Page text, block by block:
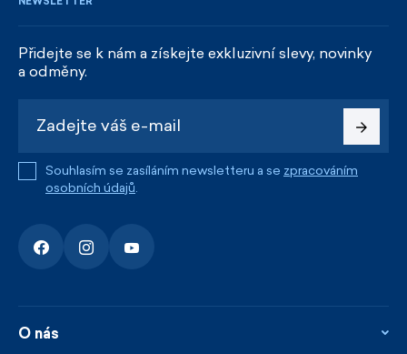
Přidejte se k nám a získejte exkluzivní slevy, novinky
a odměny.
Souhlasím se zasíláním newsletteru a se zpracováním
osobních údajů.
O nás